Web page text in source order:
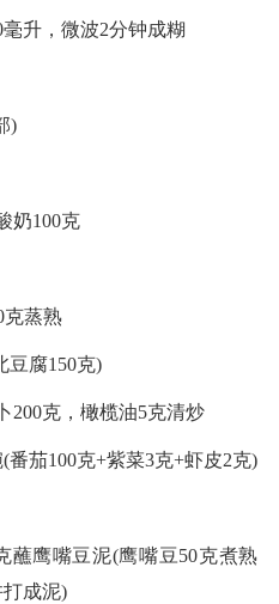
升，微波2分钟成糊
)
100克
蒸熟
腐150克)
克，橄榄油5克清炒
茄100克+紫菜3克+虾皮2克)
鹰嘴豆泥(鹰嘴豆50克煮熟
成泥)